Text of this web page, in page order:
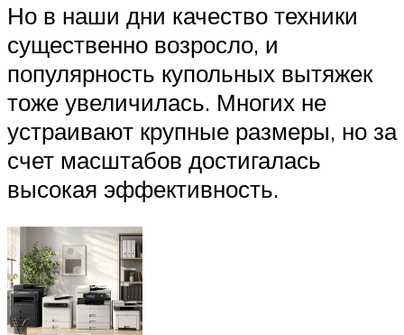
Но в наши дни качество техники
существенно возросло, и
популярность купольных вытяжек
тоже увеличилась. Многих не
устраивают крупные размеры, но за
счет масштабов достигалась
высокая эффективность.